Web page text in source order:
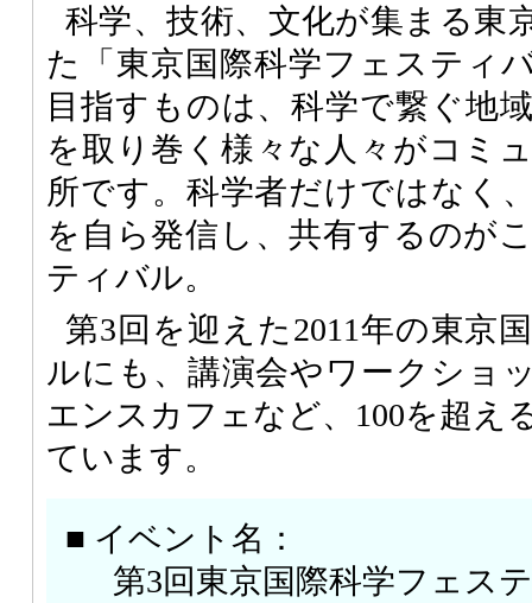
科学、技術、文化が集まる東
た「東京国際科学フェスティ
目指すものは、科学で繋ぐ地
を取り巻く様々な人々がコミ
所です。科学者だけではなく
を自ら発信し、共有するのが
ティバル。
第3回を迎えた2011年の東京
ルにも、講演会やワークショ
エンスカフェなど、100を超え
ています。
■ イベント名：
第3回東京国際科学フェス